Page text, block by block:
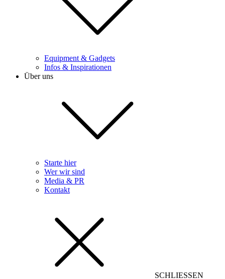
Equipment & Gadgets
Infos & Inspirationen
Über uns
Starte hier
Wer wir sind
Media & PR
Kontakt
SCHLIESSEN